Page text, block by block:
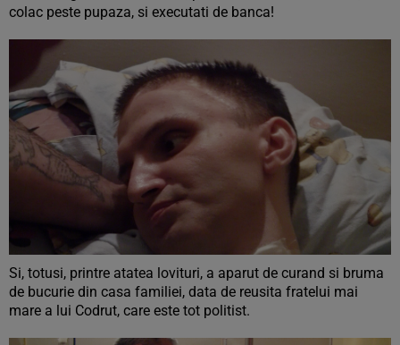
colac peste pupaza, si executati de banca!
Si, totusi, printre atatea lovituri, a aparut de curand si bruma
de bucurie din casa familiei, data de reusita fratelui mai
mare a lui Codrut, care este tot politist.